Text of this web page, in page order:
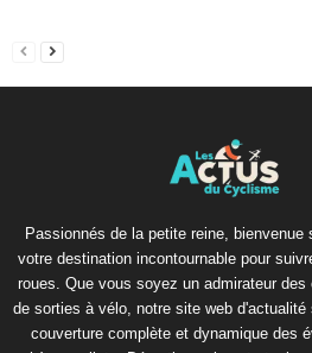
Passionnés de la petite reine,
votre destination incontournable pour
roues. Que vous soyez un admirateur
de sorties à vélo, notre site web
couverture complète et dynamique des